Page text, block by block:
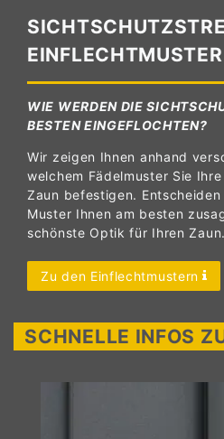
EINFLECHTMUSTER
WIE WERDEN DIE
BESTEN EINGEFLOCHTEN?
Wir zeigen Ihnen anhand
welchem Fädelmuster Sie
Zaun befestigen.
Muster Ihnen am besten
schönste Optik für Ihren Zaun.
Zu den Einflechtmustern
SCHNELLE INFOS